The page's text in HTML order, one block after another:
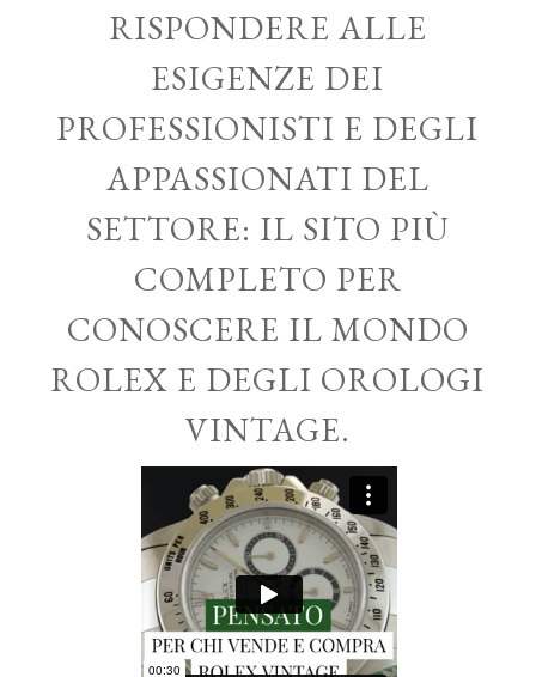
RISPONDERE ALLE
ESIGENZE DEI
PROFESSIONISTI E DEGLI
APPASSIONATI DEL
SETTORE: IL SITO PIÙ
COMPLETO PER
CONOSCERE IL MONDO
ROLEX E DEGLI OROLOGI
VINTAGE.